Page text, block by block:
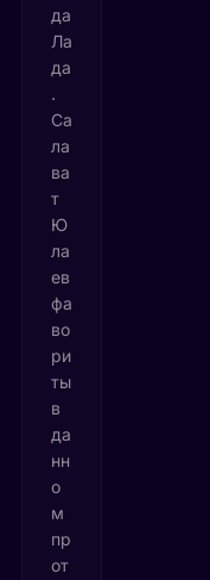
да
Ла
да
.
Са
ла
ва
т
Ю
ла
ев
фа
во
ри
ты
в
да
нн
о
м
пр
от